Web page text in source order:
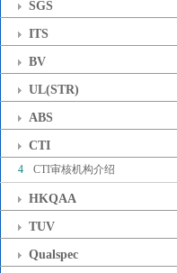
SGS
ITS
BV
UL(STR)
ABS
CTI
4 CTI审核机构介绍
HKQAA
TUV
Qualspec